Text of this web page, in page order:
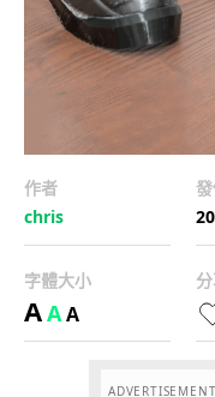
作者
chris
字體大小
AAA
ADVERTISEMENT